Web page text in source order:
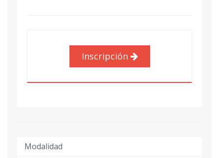
Inscripción
Modalidad